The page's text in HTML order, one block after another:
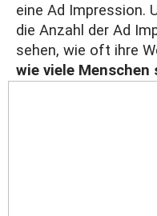
eine Ad Impression.
die Anzahl der Ad
sehen, wie oft ihre
wie viele